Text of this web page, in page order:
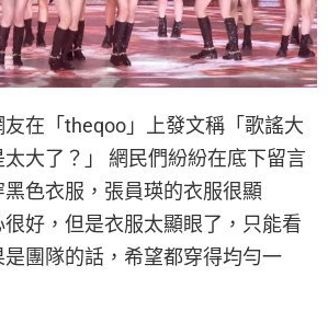
在「theqoo」上發文稱「歌謠大
大了？」 網民們紛紛在底下留言
黑色衣服，張員瑛的衣服很顯
好，但是衣服太顯眼了，只能看
團隊的話，希望都穿得均勻一